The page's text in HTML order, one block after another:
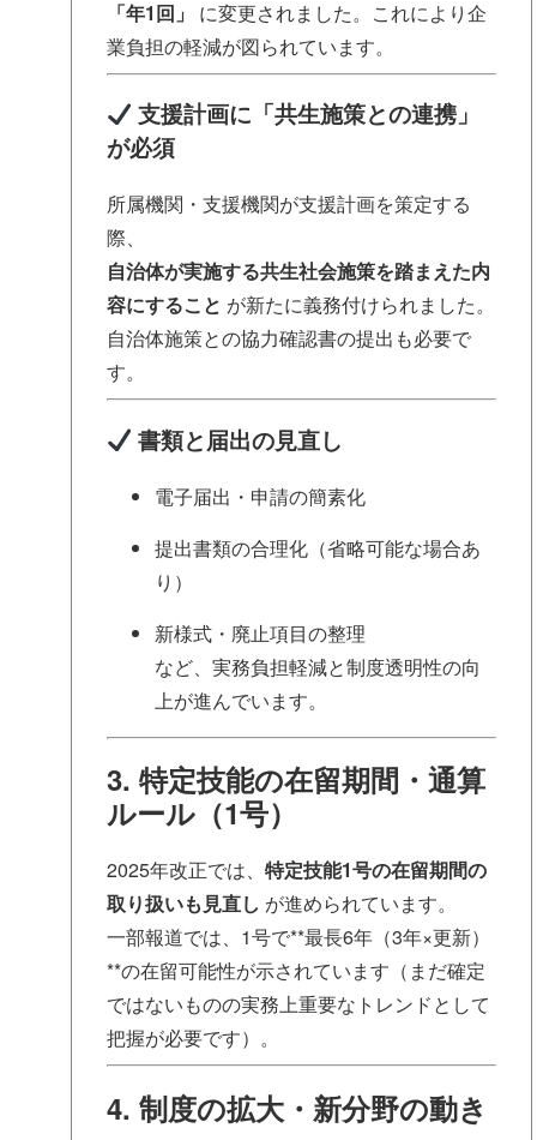
「年1回」
に変更されました。これにより企
業負担の軽減が図られています。
支援計画に「共生施策との連携」
が必須
所属機関・支援機関が支援計画を策定する
際、
自治体が実施する共生社会施策を踏まえた内
容にすること が新たに義務付けられました。
自治体施策との協力確認書の提出も必要で
す。
書類と届出の見直し
電子届出・申請の簡素化
提出書類の合理化（省略可能な場合あ
り）
新様式・廃止項目の整理
など、実務負担軽減と制度透明性の向
上が進んでいます。
3. 特定技能の在留期間・通算
ルール（1号）
2025年改正では、 特定技能1号の在留期間の
取り扱いも見直し が進められています。
一部報道では、1号で**最長6年（3年×更新）
**の在留可能性が示されています（まだ確定
ではないものの実務上重要なトレンドとして
把握が必要です）。
4. 制度の拡大・新分野の動き